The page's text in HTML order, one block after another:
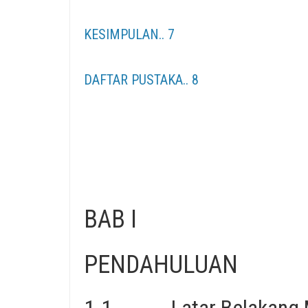
KESIMPULAN.. 7
DAFTAR PUSTAKA.. 8
BAB I
PENDAHULUAN